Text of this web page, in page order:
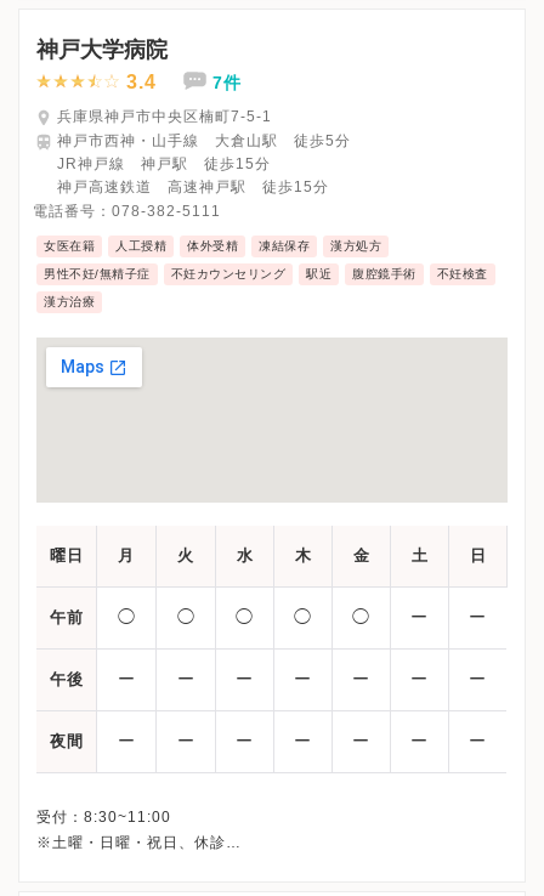
神戸大学病院
3.4 7件
兵庫県神戸市中央区楠町7-5-1
神戸市西神・山手線 大倉山駅 徒歩5分
JR神戸線 神戸駅 徒歩15分
神戸高速鉄道 高速神戸駅 徒歩15分
電話番号： 078-382-5111
女医在籍 人工授精 体外受精 凍結保存 漢方処方
男性不妊/無精子症 不妊カウンセリング 駅近 腹腔鏡手術 不妊検査
漢方治療
曜日 月 火 水 木 金 土 日
午前 ◯ ◯ ◯ ◯ ◯ ー ー
午後 ー ー ー ー ー ー ー
夜間 ー ー ー ー ー ー ー
受付：8:30~11:00
※土曜・日曜・祝日、休診